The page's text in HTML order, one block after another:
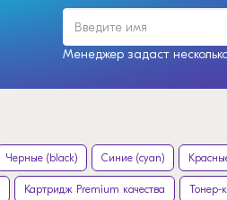
Менеджер задаст
Черные (black) Синие (cyan)
Картридж Premium качества Тонер-